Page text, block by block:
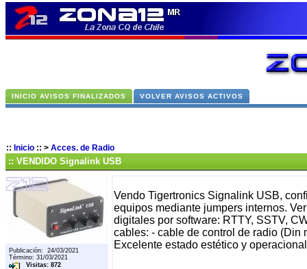
INICIO AVISOS FINALIZADOS VOLVER AVISOS ACTIVOS
:: Inicio :: > Acces. de Radio
:: VENDIDO Signalink USB
Publicación: 24/03/2021
Término: 31/03/2021
Visitas: 872
Vendo Tigertronics Signalink USB,
equipos mediante jumpers internos.
digitales por software: RTTY, SSTV,
cables: - cable de control de radio (Din
Excelente estado estético y